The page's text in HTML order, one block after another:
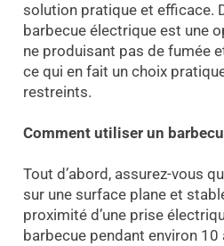
solution pratique et efficace.
barbecue électrique est une
ne produisant pas de fumée
ce qui en fait un choix
restreints.
Comment utiliser un
Tout d’abord, assurez-vous
sur une surface plane et
proximité d’une prise
barbecue pendant environ